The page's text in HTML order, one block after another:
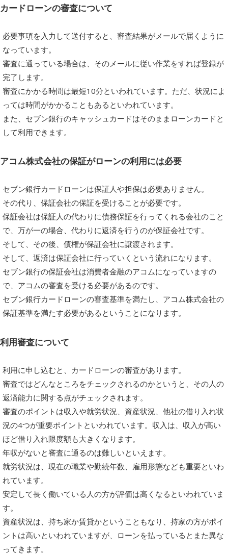
カードローンの審査について
必要事項を入力して送付すると、審査結果がメールで届くように
なっています。
審査に通っている場合は、そのメールに従い作業をすれば登録が
完了します。
審査にかかる時間は最短10分といわれています。ただ、状況によ
っては時間がかかることもあるといわれています。
また、セブン銀行のキャッシュカードはそのままローンカードと
して利用できます。
アコム株式会社の保証がローンの利用には必要
セブン銀行カードローンは保証人や担保は必要ありません。
その代り、保証会社の保証を受けることが必要です。
保証会社は保証人の代わりに債務保証を行ってくれる会社のこと
で、万が一の場合、代わりに返済を行うのが保証会社です。
そして、その後、債権が保証会社に譲渡されます。
そして、返済は保証会社に行っていくという流れになります。
セブン銀行の保証会社は消費者金融のアコムになっていますの
で、アコムの審査を受ける必要があるのです。
セブン銀行カードローンの審査基準を満たし、アコム株式会社の
保証基準を満たす必要があるということになります。
利用審査について
利用に申し込むと、カードローンの審査があります。
審査ではどんなところをチェックされるのかというと、その人の
返済能力に関する点がチェックされます。
審査のポイントは収入や就労状況、資産状況、他社の借り入れ状
況の4つが重要ポイントといわれています。収入は、収入が高い
ほど借り入れ限度額も大きくなります。
年収がないと審査に通るのは難しいといえます。
就労状況は、現在の職業や勤続年数、雇用形態なども重要といわ
れています。
安定して長く働いている人の方が評価は高くなるといわれていま
す。
資産状況は、持ち家か賃貸かということもなり、持家の方がポイ
ントは高いといわれていますが、ローンを払っているとまた異な
ってきます。